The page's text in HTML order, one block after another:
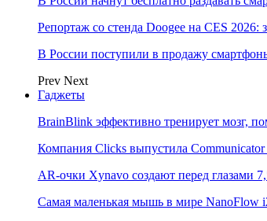
Репортаж со стенда Doogee на CES
В России поступили в продажу
Prev Next
Гаджеты
BrainBlink эффективно тренирует мозг,
Компания Clicks выпустила
AR-очки Xynavo создают перед глазами
Самая маленькая мышь в мире NanoFlow